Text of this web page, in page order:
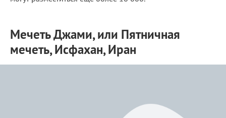
Мечеть Джами, или Пятничная
мечеть, Исфахан, Иран